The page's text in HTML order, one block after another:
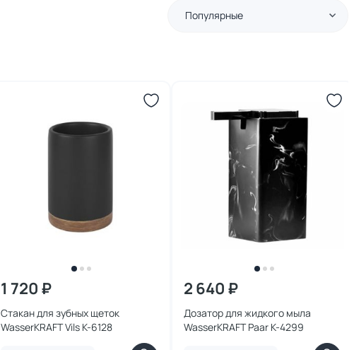
Популярные
1 720 ₽
Стакан для зубных щеток
WasserKRAFT Vils K-6128
2 640 ₽
Дозатор для жидкого мыла
WasserKRAFT Paar K-4299